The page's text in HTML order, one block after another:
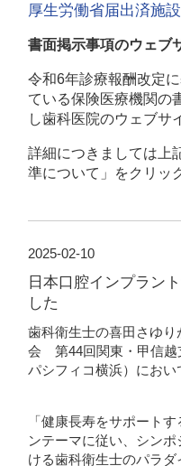
厚生労働省届出済施
書面掲示事項のウェブ
令和6年診療報酬改定
ている保険医療機関の
し歯科医院のウェブサ
詳細につきましては上
準について」をクリッ
2025-02-10
日本口腔インプラン
した
歯科衛生士の喜田さゆ
会 第44回関東・甲信越
パシフィコ横浜）におい
「健康長寿をサポート
ンテーマに従い、シン
ける歯科衛生士のパラダ